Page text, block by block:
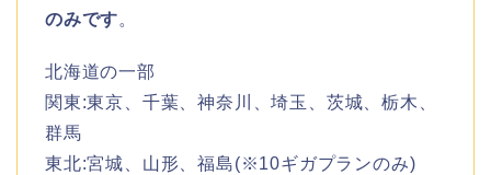
のみです。
北海道の一部
関東:東京、千葉、神奈川、埼玉、茨城、栃木、
群馬
東北:宮城、山形、福島(※10ギガプランのみ)